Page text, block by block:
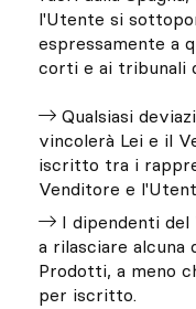
l'Utente si
espressamente a
corti e ai tribunali
Qualsiasi
vincolerà Lei e il
iscritto tra i
Venditore e
I dipendenti del
a rilasciare alcuna
Prodotti, a meno
per iscritto.